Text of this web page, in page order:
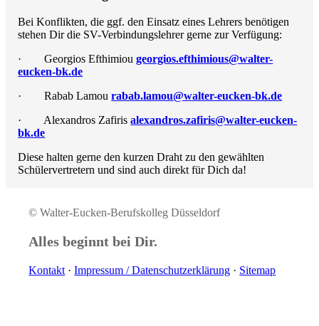
Bei Konflikten, die ggf. den Einsatz eines Lehrers benötigen
stehen Dir die SV-Verbindungslehrer gerne zur Verfügung:
·Georgios Efthimiougeorgios.efthimious@walter-
eucken-bk.de
·Rabab Lamourabab.lamou@walter-eucken-bk.de
· Alexandros Zafirisalexandros.zafiris@walter-eucken-
bk.de
Diese halten gerne den kurzen Draht zu den gewählten
Schülervertretern und sind auch direkt für Dich da!
© Walter-Eucken-Berufskolleg Düsseldorf
Alles beginnt bei Dir.
Kontakt ·Impressum / Daten­schutz­erklärung · Sitemap